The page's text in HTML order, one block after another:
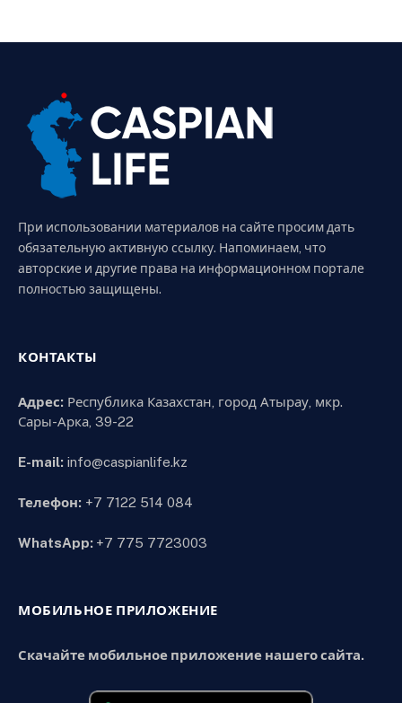
При использовании материалов на сайте просим дать
обязательную активную ссылку. Напоминаем, что
авторские и другие права на информационном портале
полностью защищены.
КОНТАКТЫ
Адрес: Республика Казахстан, город Атырау, мкр.
Сары-Арка, 39-22
E-mail: info@caspianlife.kz
Телефон: +7 7122 514 084
WhatsApp: +7 775 7723003
МОБИЛЬНОЕ ПРИЛОЖЕНИЕ
Скачайте мобильное приложение нашего сайта.